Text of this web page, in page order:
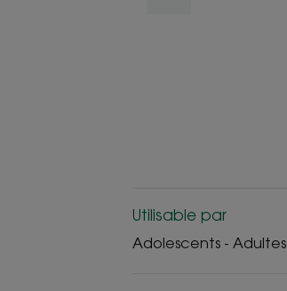
Utilisable par
Adolescents - Adultes